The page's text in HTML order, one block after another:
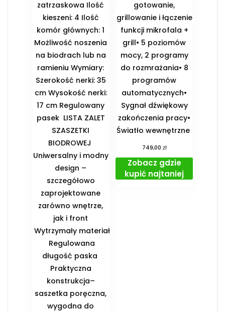
zatrzaskowa Ilość
kieszeni: 4 Ilość
komór głównych: 1
Możliwość noszenia
na biodrach lub na
ramieniu Wymiary:
Szerokość nerki: 35
cm Wysokość nerki:
17 cm Regulowany
pasek ️ LISTA ZALET
SZASZETKI
BIODROWEJ ️
Uniwersalny i modny
design –
szczegółowo
zaprojektowane
zarówno wnętrze,
jak i front
️ Wytrzymały materiał
️ Regulowana
długość paska ️
Praktyczna
konstrukcja–
saszetka poręczna,
wygodna do
gotowanie,
grillowanie i łączenie
funkcji mikrofala +
grill• 5 poziomów
mocy, 2 programy
do rozmrażania• 8
programów
automatycznych•
Sygnał dźwiękowy
zakończenia pracy•
Światło wewnętrzne
749,00 zł
Zobacz gdzie
kupić najtaniej